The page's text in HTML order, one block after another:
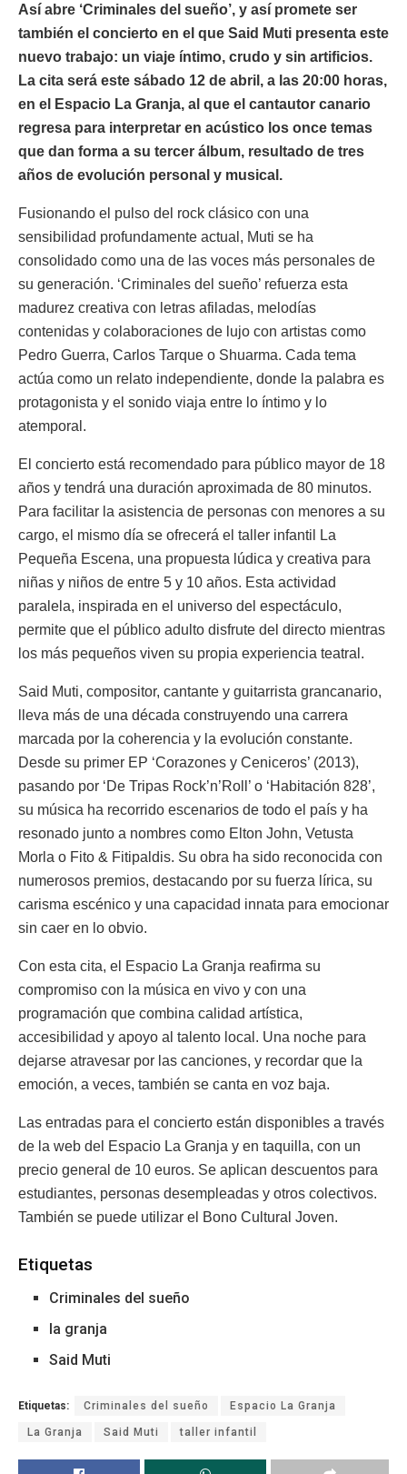
Así abre ‘Criminales del sueño’, y así promete ser
también el concierto en el que Said Muti presenta este
nuevo trabajo: un viaje íntimo, crudo y sin artificios.
La cita será este sábado 12 de abril, a las 20:00 horas,
en el Espacio La Granja, al que el cantautor canario
regresa para interpretar en acústico los once temas
que dan forma a su tercer álbum, resultado de tres
años de evolución personal y musical.
Fusionando el pulso del rock clásico con una
sensibilidad profundamente actual, Muti se ha
consolidado como una de las voces más personales de
su generación. ‘Criminales del sueño’ refuerza esta
madurez creativa con letras afiladas, melodías
contenidas y colaboraciones de lujo con artistas como
Pedro Guerra, Carlos Tarque o Shuarma. Cada tema
actúa como un relato independiente, donde la palabra es
protagonista y el sonido viaja entre lo íntimo y lo
atemporal.
El concierto está recomendado para público mayor de 18
años y tendrá una duración aproximada de 80 minutos.
Para facilitar la asistencia de personas con menores a su
cargo, el mismo día se ofrecerá el taller infantil La
Pequeña Escena, una propuesta lúdica y creativa para
niñas y niños de entre 5 y 10 años. Esta actividad
paralela, inspirada en el universo del espectáculo,
permite que el público adulto disfrute del directo mientras
los más pequeños viven su propia experiencia teatral.
Said Muti, compositor, cantante y guitarrista grancanario,
lleva más de una década construyendo una carrera
marcada por la coherencia y la evolución constante.
Desde su primer EP ‘Corazones y Ceniceros’ (2013),
pasando por ‘De Tripas Rock’n’Roll’ o ‘Habitación 828’,
su música ha recorrido escenarios de todo el país y ha
resonado junto a nombres como Elton John, Vetusta
Morla o Fito & Fitipaldis. Su obra ha sido reconocida con
numerosos premios, destacando por su fuerza lírica, su
carisma escénico y una capacidad innata para emocionar
sin caer en lo obvio.
Con esta cita, el Espacio La Granja reafirma su
compromiso con la música en vivo y con una
programación que combina calidad artística,
accesibilidad y apoyo al talento local. Una noche para
dejarse atravesar por las canciones, y recordar que la
emoción, a veces, también se canta en voz baja.
Las entradas para el concierto están disponibles a través
de la web del Espacio La Granja y en taquilla, con un
precio general de 10 euros. Se aplican descuentos para
estudiantes, personas desempleadas y otros colectivos.
También se puede utilizar el Bono Cultural Joven.
Etiquetas
Criminales del sueño
la granja
Said Muti
Etiquetas: Criminales del sueño Espacio La Granja
La Granja Said Muti taller infantil